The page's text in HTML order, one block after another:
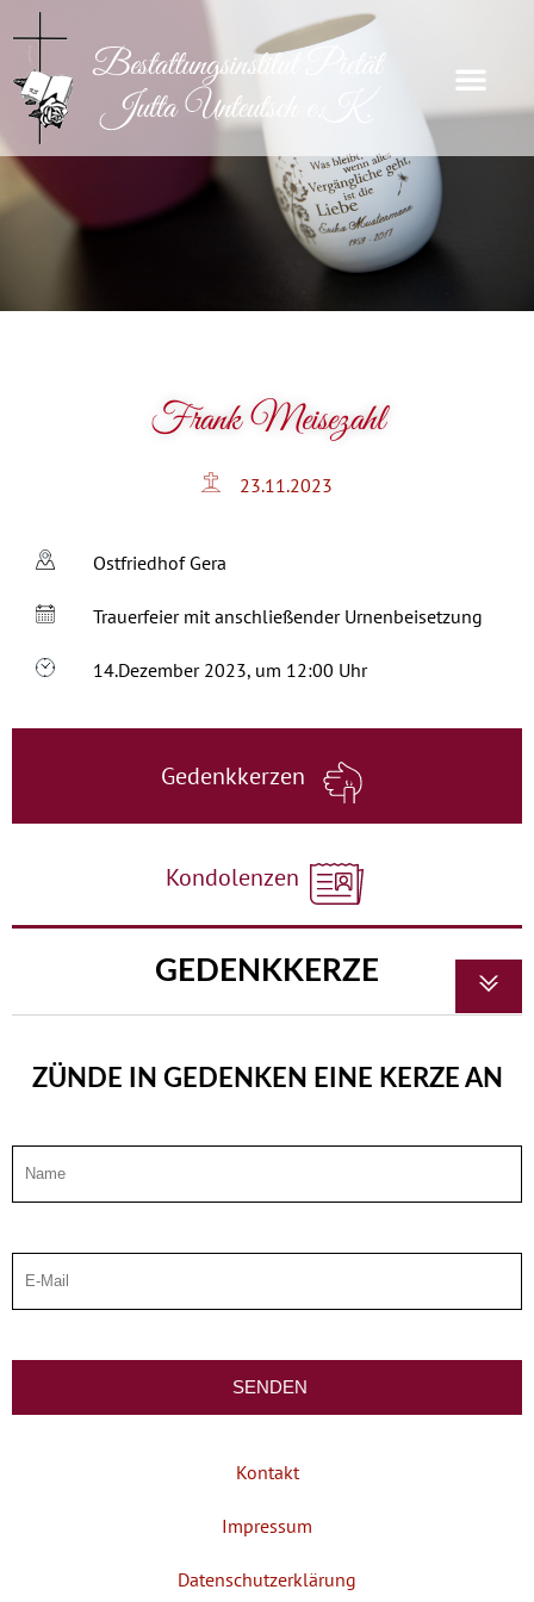
Frank Meisezahl
23.11.2023
Ostfriedhof Gera
Trauerfeier mit anschließender Urnenbeisetzung
14.Dezember 2023, um 12:00 Uhr
Gedenkkerzen
Kondolenzen
GEDENKKERZE
ZÜNDE IN GEDENKEN EINE KERZE AN
Kontakt
Impressum
Datenschutzerklärung